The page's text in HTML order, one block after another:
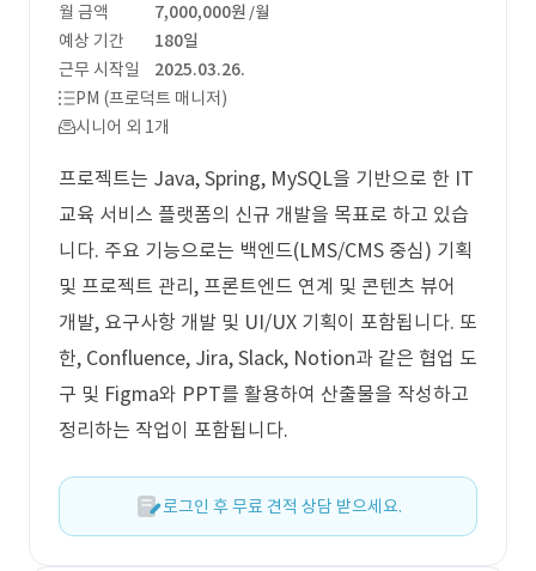
월 금액 7,000,000원 /월
예상 기간
180일
근무 시작일
2025.03.26.
PM (프로덕트 매니저)
시니어 외 1개
프로젝트는 Java, Spring, MySQL을 기반으로 한 IT
교육 서비스 플랫폼의 신규 개발을 목표로 하고 있습
니다. 주요 기능으로는 백엔드(LMS/CMS 중심) 기획
및 프로젝트 관리, 프론트엔드 연계 및 콘텐츠 뷰어
개발, 요구사항 개발 및 UI/UX 기획이 포함됩니다. 또
한, Confluence, Jira, Slack, Notion과 같은 협업 도
구 및 Figma와 PPT를 활용하여 산출물을 작성하고
정리하는 작업이 포함됩니다.
로그인 후 무료 견적 상담 받으세요.